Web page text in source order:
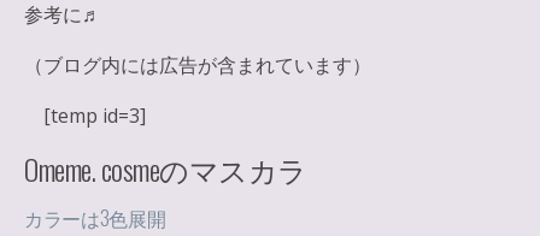
参考に♬
（ブログ内には広告が含まれています）
[temp id=3]
Omeme. cosmeのマスカラ
カラーは3色展開